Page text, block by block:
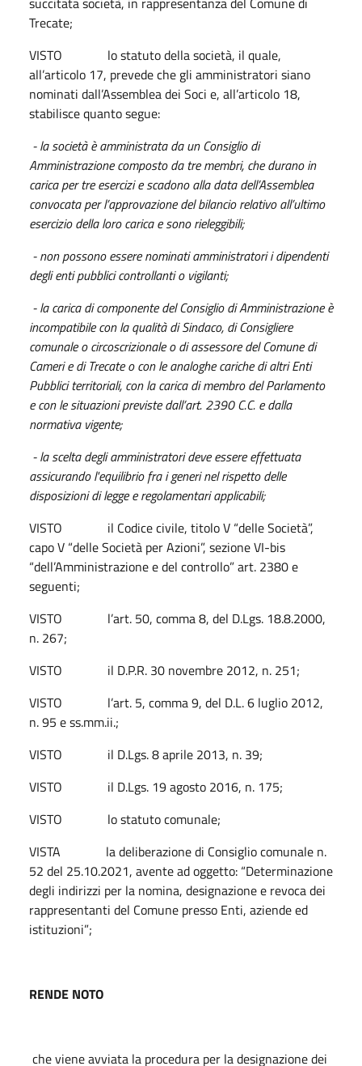
Trecate;
VISTO lo statuto della società, il quale,
all’articolo 17, prevede che gli amministratori siano
nominati dall’Assemblea dei Soci e, all’articolo 18,
stabilisce quanto segue:
- la società è amministrata da un Consiglio di
Amministrazione composto da tre membri, che durano in
carica per tre esercizi e scadono alla data dell’Assemblea
convocata per l’approvazione del bilancio relativo all’ultimo
esercizio della loro carica e sono rieleggibili;
- non possono essere nominati amministratori i dipendenti
degli enti pubblici controllanti o vigilanti;
- la carica di componente del Consiglio di Amministrazione è
incompatibile con la qualità di Sindaco, di Consigliere
comunale o circoscrizionale o di assessore del Comune di
Cameri e di Trecate o con le analoghe cariche di altri Enti
Pubblici territoriali, con la carica di membro del Parlamento
e con le situazioni previste dall’art. 2390 C.C. e dalla
normativa vigente;
- la scelta degli amministratori deve essere effettuata
assicurando l'equilibrio fra i generi nel rispetto delle
disposizioni di legge e regolamentari applicabili;
VISTO il Codice civile, titolo V “delle Società”,
capo V “delle Società per Azioni”, sezione VI-bis
“dell’Amministrazione e del controllo” art. 2380 e
seguenti;
VISTO l’art. 50, comma 8, del D.Lgs. 18.8.2000,
n. 267;
VISTO il D.P.R. 30 novembre 2012, n. 251;
VISTO l’art. 5, comma 9, del D.L. 6 luglio 2012,
n. 95 e ss.mm.ii.;
VISTO il D.Lgs. 8 aprile 2013, n. 39;
VISTO il D.Lgs. 19 agosto 2016, n. 175;
VISTO lo statuto comunale;
VISTA la deliberazione di Consiglio comunale n.
52 del 25.10.2021, avente ad oggetto: “Determinazione
degli indirizzi per la nomina, designazione e revoca dei
rappresentanti del Comune presso Enti, aziende ed
istituzioni”;
RENDE NOTO
che viene avviata la procedura per la designazione dei